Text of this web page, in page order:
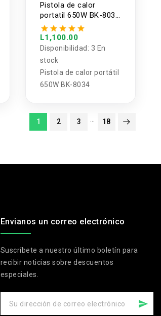
Pistola de calor
portatil 650W BK-8034
BAKU
L1,100.00
Disponibilidad: 3 En
stock
Pistola de calor portátil
650W BK-8034
1 2 3 18
Envianos un correo electrónico
Suscríbete a nuestro último boletín para
recibir noticias sobre descuentos
especiales.